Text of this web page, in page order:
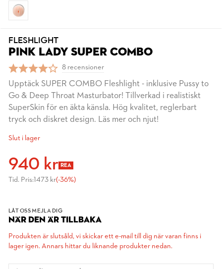
FLESHLIGHT
PINK LADY SUPER COMBO
8 recensioner
Upptäck SUPER COMBO Fleshlight - inklusive Pussy to
Go & Deep Throat Masturbator! Tillverkad i realistiskt
SuperSkin för en äkta känsla. Hög kvalitet, reglerbart
tryck och diskret design. Läs mer och njut!
Slut i lager
940 kr REA
Tid. Pris:1473 kr(-36%)
LÅT OSS MEJLA DIG
NÄR DEN ÄR TILLBAKA
Produkten är slutsåld, vi skickar ett e-mail till dig när varan finns i
lager igen. Annars hittar du liknande produkter nedan.